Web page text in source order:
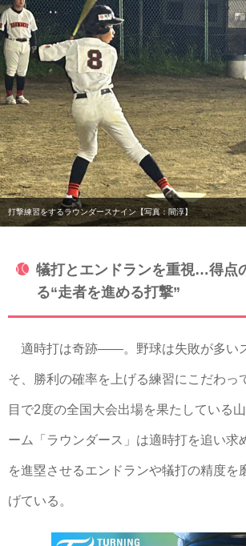
打撃練習をするラウンダースナイン【写真：間淳】
犠打とエンドランを重視…得点
る“走者を進める打撃”
適時打は奇跡――。野球は失敗が多い
そ、勝利の確率を上げる練習にこだわっ
目で2度の全国大会出場を果たしている
ーム「ラウンダース」は適時打を追い求
を進塁させるエンドランや犠打の精度を
げている。